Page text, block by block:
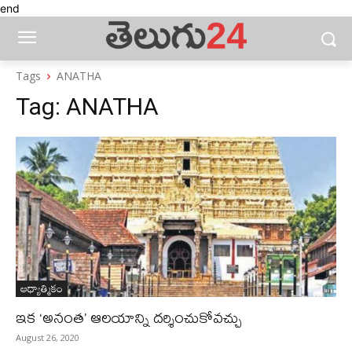
end
Tags ANATHA
Tag: ANATHA
ఆధ్యాత్మికం
ఇక ‘అనంత’ ఆలయాన్ని దర్శించుకోవచ్చు
August 26, 2020